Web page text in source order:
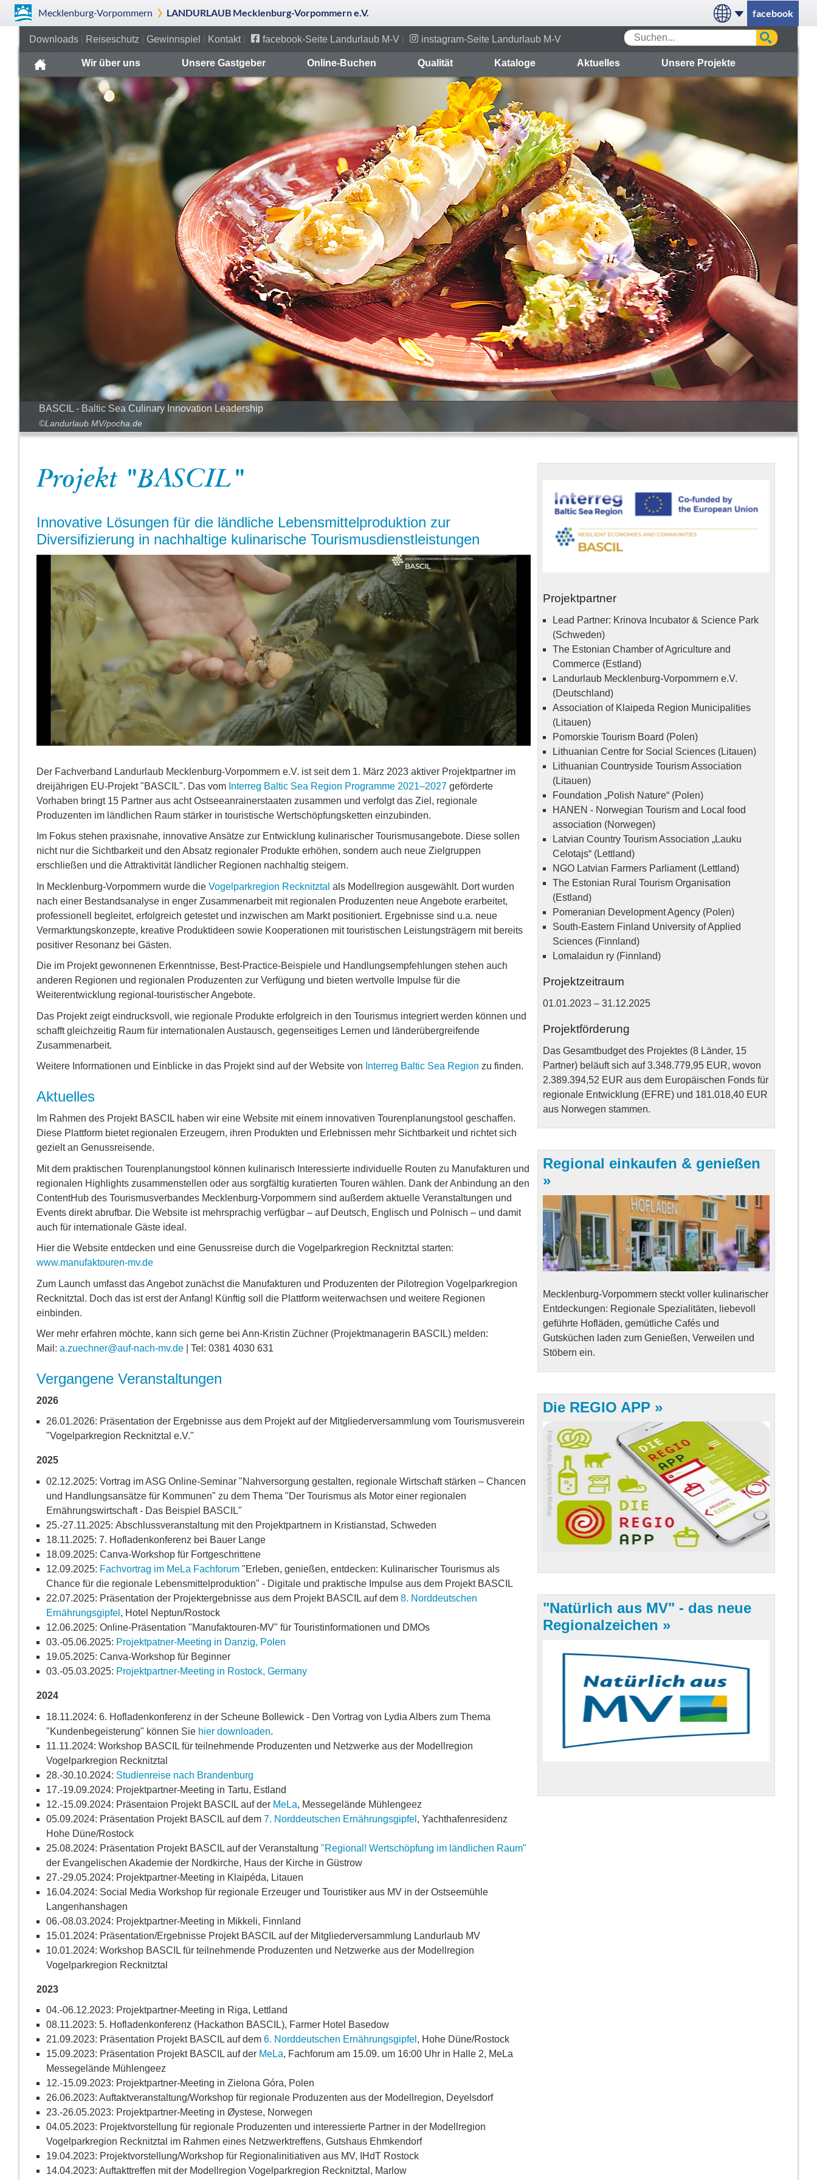
Mecklenburg-Vorpommern LANDURLAUB Mecklenburg-Vorpommern e.V. facebook
Downloads Reiseschutz Gewinnspiel Kontakt| facebook-Seite Landurlaub M-V instagram-Seite Landurlaub M-V
Wir über uns Unsere Gastgeber Online-Buchen Qualität Kataloge Aktuelles Unsere Projekte
BASCIL - Baltic Sea Culinary Innovation Leadership
©Landurlaub MV/pocha.de
Projekt "BASCIL"
Innovative Lösungen für die ländliche Lebensmittelproduktion zur
Diversifizierung in nachhaltige kulinarische Tourismusdienstleistungen
Der Fachverband Landurlaub Mecklenburg-Vorpommern e.V. ist seit dem 1. März 2023 aktiver Projektpartner im
dreijährigen EU-Projekt "BASCIL". Das vom Interreg Baltic Sea Region Programme 2021–2027 geförderte
Vorhaben bringt 15 Partner aus acht Ostseeanrainerstaaten zusammen und verfolgt das Ziel, regionale
Produzenten im ländlichen Raum stärker in touristische Wertschöpfungsketten einzubinden.
Im Fokus stehen praxisnahe, innovative Ansätze zur Entwicklung kulinarischer Tourismusangebote. Diese sollen
nicht nur die Sichtbarkeit und den Absatz regionaler Produkte erhöhen, sondern auch neue Zielgruppen
erschließen und die Attraktivität ländlicher Regionen nachhaltig steigern.
In Mecklenburg-Vorpommern wurde die Vogelparkregion Recknitztal als Modellregion ausgewählt. Dort wurden
nach einer Bestandsanalyse in enger Zusammenarbeit mit regionalen Produzenten neue Angebote erarbeitet,
professionell begleitet, erfolgreich getestet und inzwischen am Markt positioniert. Ergebnisse sind u.a. neue
Vermarktungskonzepte, kreative Produktideen sowie Kooperationen mit touristischen Leistungsträgern mit bereits
positiver Resonanz bei Gästen.
Die im Projekt gewonnenen Erkenntnisse, Best-Practice-Beispiele und Handlungsempfehlungen stehen auch
anderen Regionen und regionalen Produzenten zur Verfügung und bieten wertvolle Impulse für die
Weiterentwicklung regional-touristischer Angebote.
Das Projekt zeigt eindrucksvoll, wie regionale Produkte erfolgreich in den Tourismus integriert werden können und
schafft gleichzeitig Raum für internationalen Austausch, gegenseitiges Lernen und länderübergreifende
Zusammenarbeit.
Weitere Informationen und Einblicke in das Projekt sind auf der Website von Interreg Baltic Sea Region zu finden.
Aktuelles
Im Rahmen des Projekt BASCIL haben wir eine Website mit einem innovativen Tourenplanungstool geschaffen.
Diese Plattform bietet regionalen Erzeugern, ihren Produkten und Erlebnissen mehr Sichtbarkeit und richtet sich
gezielt an Genussreisende.
Mit dem praktischen Tourenplanungstool können kulinarisch Interessierte individuelle Routen zu Manufakturen und
regionalen Highlights zusammenstellen oder aus sorgfältig kuratierten Touren wählen. Dank der Anbindung an den
ContentHub des Tourismusverbandes Mecklenburg-Vorpommern sind außerdem aktuelle Veranstaltungen und
Events direkt abrufbar. Die Website ist mehrsprachig verfügbar – auf Deutsch, Englisch und Polnisch – und damit
auch für internationale Gäste ideal.
Hier die Website entdecken und eine Genussreise durch die Vogelparkregion Recknitztal starten:
www.manufaktouren-mv.de
Zum Launch umfasst das Angebot zunächst die Manufakturen und Produzenten der Pilotregion Vogelparkregion
Recknitztal. Doch das ist erst der Anfang! Künftig soll die Plattform weiterwachsen und weitere Regionen
einbinden.
Wer mehr erfahren möchte, kann sich gerne bei Ann-Kristin Züchner (Projektmanagerin BASCIL) melden:
Mail: a.zuechner@auf-nach-mv.de | Tel: 0381 4030 631
Vergangene Veranstaltungen
2026
26.01.2026: Präsentation der Ergebnisse aus dem Projekt auf der Mitgliederversammlung vom Tourismusverein
"Vogelparkregion Recknitztal e.V."
2025
02.12.2025: Vortrag im ASG Online-Seminar "Nahversorgung gestalten, regionale Wirtschaft stärken – Chancen
und Handlungsansätze für Kommunen" zu dem Thema "Der Tourismus als Motor einer regionalen
Ernährungswirtschaft - Das Beispiel BASCIL"
25.-27.11.2025: Abschlussveranstaltung mit den Projektpartnern in Kristianstad, Schweden
18.11.2025: 7. Hofladenkonferenz bei Bauer Lange
18.09.2025: Canva-Workshop für Fortgeschrittene
12.09.2025: Fachvortrag im MeLa Fachforum "Erleben, genießen, entdecken: Kulinarischer Tourismus als
Chance für die regionale Lebensmittelproduktion" - Digitale und praktische Impulse aus dem Projekt BASCIL
22.07.2025: Präsentation der Projektergebnisse aus dem Projekt BASCIL auf dem8. Norddeutschen
Ernährungsgipfel , Hotel Neptun/Rostock
12.06.2025: Online-Präsentation "Manufaktouren-MV" für Touristinformationen und DMOs
03.-05.06.2025: Projektpatner-Meeting in Danzig, Polen
19.05.2025: Canva-Workshop für Beginner
03.-05.03.2025: Projektpartner-Meeting in Rostock, Germany
2024
18.11.2024: 6. Hofladenkonferenz in der Scheune Bollewick - Den Vortrag von Lydia Albers zum Thema
"Kundenbegeisterung" können Sie hier downloaden.
11.11.2024: Workshop BASCIL für teilnehmende Produzenten und Netzwerke aus der Modellregion
Vogelparkregion Recknitztal
28.-30.10.2024: Studienreise nach Brandenburg
17.-19.09.2024: Projektpartner-Meeting in Tartu, Estland
12.-15.09.2024: Präsentaion Projekt BASCIL auf der MeLa, Messegelände Mühlengeez
05.09.2024: Präsentation Projekt BASCIL auf dem7. Norddeutschen Ernährungsgipfel , Yachthafenresidenz
Hohe Düne/Rostock
25.08.2024: Präsentation Projekt BASCIL auf der Veranstaltung"Regional! Wertschöpfung im ländlichen Raum"
der Evangelischen Akademie der Nordkirche, Haus der Kirche in Güstrow
27.-29.05.2024: Projektpartner-Meeting in Klaipéda, Litauen
16.04.2024: Social Media Workshop für regionale Erzeuger und Touristiker aus MV in der Ostseemühle
Langenhanshagen
06.-08.03.2024: Projektpartner-Meeting in Mikkeli, Finnland
15.01.2024: Präsentation/Ergebnisse Projekt BASCIL auf der Mitgliederversammlung Landurlaub MV
10.01.2024: Workshop BASCIL für teilnehmende Produzenten und Netzwerke aus der Modellregion
Vogelparkregion Recknitztal
2023
04.-06.12.2023: Projektpartner-Meeting in Riga, Lettland
08.11.2023: 5. Hofladenkonferenz (Hackathon BASCIL), Farmer Hotel Basedow
21.09.2023: Präsentation Projekt BASCIL auf dem6. Norddeutschen Ernährungsgipfel , Hohe Düne/Rostock
15.09.2023: Präsentation Projekt BASCIL auf der MeLa, Fachforum am 15.09. um 16:00 Uhr in Halle 2, MeLa
Messegelände Mühlengeez
12.-15.09.2023: Projektpartner-Meeting in Zielona Góra, Polen
26.06.2023: Auftaktveranstaltung/Workshop für regionale Produzenten aus der Modellregion, Deyelsdorf
23.-26.05.2023: Projektpartner-Meeting inØystese, Norwegen
04.05.2023: Projektvorstellung für regionale Produzenten und interessierte Partner in der Modellregion
Vogelparkregion Recknitztal im Rahmen eines Netzwerktreffens, Gutshaus Ehmkendorf
19.04.2023: Projektvorstellung/Workshop für Regionalinitiativen aus MV, IHdT Rostock
14.04.2023: Auftakttreffen mit der Modellregion Vogelparkregion Recknitztal, Marlow
Projektpartner
Lead Partner: Krinova Incubator & Science Park
(Schweden)
The Estonian Chamber of Agriculture and
Commerce (Estland)
Landurlaub Mecklenburg-Vorpommern e.V.
(Deutschland)
Association of Klaipeda Region Municipalities
(Litauen)
Pomorskie Tourism Board (Polen)
Lithuanian Centre for Social Sciences (Litauen)
Lithuanian Countryside Tourism Association
(Litauen)
Foundation „Polish Nature“ (Polen)
HANEN - Norwegian Tourism and Local food
association (Norwegen)
Latvian Country Tourism Association „Lauku
Celotajs“ (Lettland)
NGO Latvian Farmers Parliament (Lettland)
The Estonian Rural Tourism Organisation
(Estland)
Pomeranian Development Agency (Polen)
South-Eastern Finland University of Applied
Sciences (Finnland)
Lomalaidun ry (Finnland)
Projektzeitraum
01.01.2023 – 31.12.2025
Projektförderung
Das Gesamtbudget des Projektes (8 Länder, 15
Partner) beläuft sich auf 3.348.779,95 EUR, wovon
2.389.394,52 EUR aus dem Europäischen Fonds für
regionale Entwicklung (EFRE) und 181.018,40 EUR
aus Norwegen stammen.
Regional einkaufen & genießen
Mecklenburg-Vorpommern steckt voller kulinarischer
Entdeckungen: Regionale Spezialitäten, liebevoll
geführte Hofläden, gemütliche Cafés und
Gutsküchen laden zum Genießen, Verweilen und
Stöbern ein.
Die REGIO APP
"Natürlich aus MV" - das neue
Regionalzeichen